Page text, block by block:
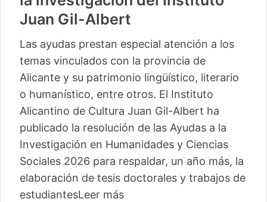
Juan Gil-Albert
Las ayudas prestan especial atención a los
temas vinculados con la provincia de
Alicante y su patrimonio lingüístico, literario
o humanístico, entre otros. El Instituto
Alicantino de Cultura Juan Gil-Albert ha
publicado la resolución de las Ayudas a la
Investigación en Humanidades y Ciencias
Sociales 2026 para respaldar, un año más, la
elaboración de tesis doctorales y trabajos de
estudiantesLeer más